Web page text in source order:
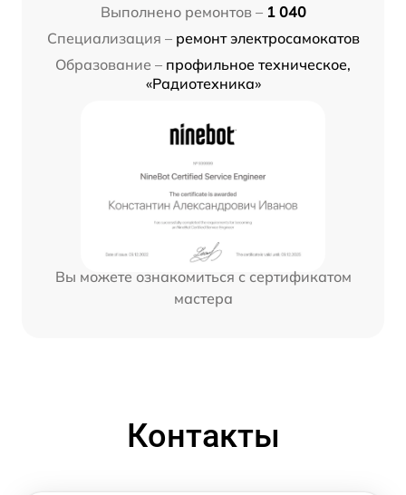
Выполнено ремонтов – 1 040
Специализация – ремонт электросамокатов
Образование – профильное техническое,
«Радиотехника»
Вы можете ознакомиться с сертификатом
мастера
Контакты